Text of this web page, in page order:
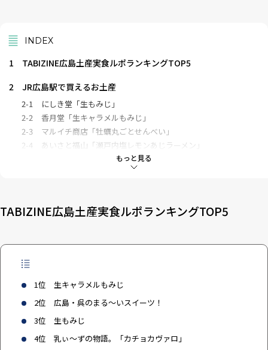
もっと見る
INDEX
1
TABIZINE広島土産実食ルポランキングTOP5
2
JR広島駅で買えるお土産
2-1
にしき堂「生もみじ」
2-2
香月堂「生キャラメルもみじ」
2-3
マルイチ商店「牡蠣丸ごとせんべい」
2-4
あいさと福山「瀬戸内塩レモンあじラーメン」
ん」「霧里ワインぷりん」
3-5
呉のまるいスイーツ3選
3-6-2
びっくり堂「びっくり饅頭」
3-6-3
天明堂「鳳梨萬頭」
TABIZINE広島土産実食ルポランキングTOP5
1位 生キャラメルもみじ
2位 広島・呉のまる～いスイーツ！
3位 生もみじ
4位 乳ぃ～ずの物語。「カチョカヴァロ」